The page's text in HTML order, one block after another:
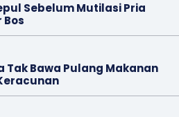
Sebelum Mutilasi Pria
Bos
Tak Bawa Pulang Makanan